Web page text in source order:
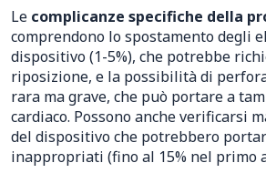
Le complicanze specifiche della
comprendono lo spostamento degli
dispositivo (1-5%), che potrebbe
riposizione, e la possibilità di
rara ma grave, che può portare a
cardiaco. Possono anche verificarsi
del dispositivo che potrebbero
inappropriati (fino al 15% nel primo